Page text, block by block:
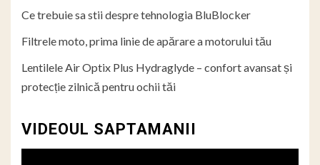
Ce trebuie sa stii despre tehnologia BluBlocker
Filtrele moto, prima linie de apărare a motorului tău
Lentilele Air Optix Plus Hydraglyde – confort avansat și
protecție zilnică pentru ochii tăi
VIDEOUL SAPTAMANII